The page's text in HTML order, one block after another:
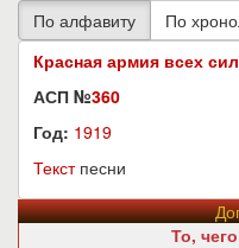
Красная армия всех
АСП №360
Год: 1919
Текстпесни
То,